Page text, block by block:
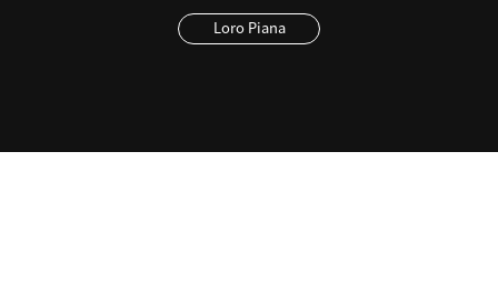
Loro Piana